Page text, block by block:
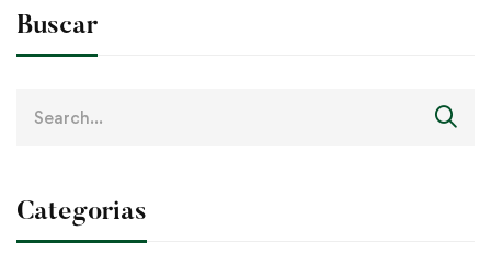
Buscar
Categorias